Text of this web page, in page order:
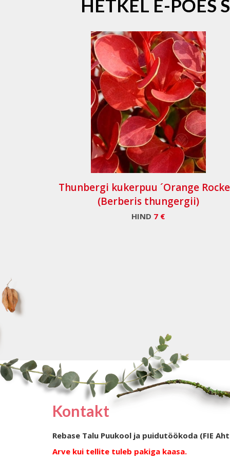
HETKEL E-POES
Thunbergi kukerpuu ´Orange
(Berberis thungergii)
HIND 7 €
Kontakt
Rebase Talu Puukool ja puidutöökoda (FIE
Arve kui tellite tuleb pakiga kaasa.